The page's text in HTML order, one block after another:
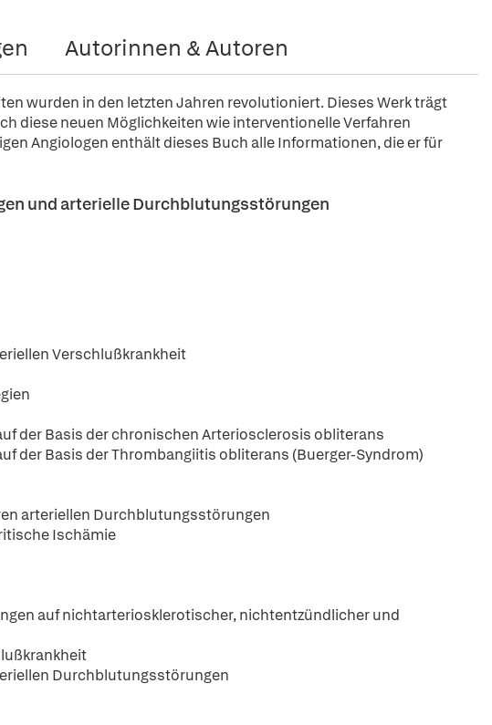
Autorinnen & Autoren
wurden in den letzten Jahren revolutioniert. Dieses Werk trägt
diese neuen Möglichkeiten wie interventionelle Verfahren
Angiologen enthält dieses Buch alle Informationen, die er für
und arterielle Durchblutungsstörungen
Verschlußkrankheit
der Basis der chronischen Arteriosclerosis obliterans
der Basis der Thrombangiitis obliterans (Buerger-Syndrom)
arteriellen Durchblutungsstörungen
Ischämie
auf nichtarteriosklerotischer, nichtentzündlicher und
Durchblutungsstörungen